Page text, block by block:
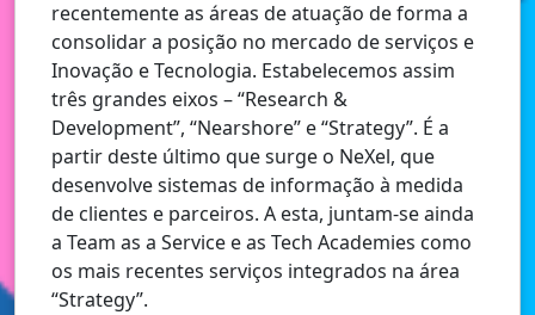
recentemente as áreas de atuação de forma a
consolidar a posição no mercado de serviços e
Inovação e Tecnologia. Estabelecemos assim
três grandes eixos – “Research &
Development”, “Nearshore” e “Strategy”. É a
partir deste último que surge o NeXel, que
desenvolve sistemas de informação à medida
de clientes e parceiros. A esta, juntam-se ainda
a Team as a Service e as Tech Academies como
os mais recentes serviços integrados na área
“Strategy”.